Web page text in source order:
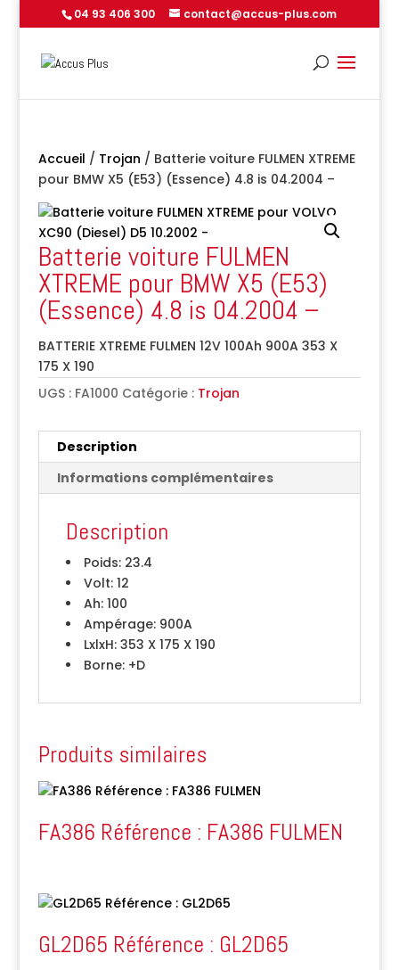
04 93 406 300 contact@accus-plus.com
Accueil / Trojan / Batterie voiture FULMEN XTREME
pour BMW X5 (E53) (Essence) 4.8 is 04.2004 –
Batterie voiture FULMEN
XTREME pour BMW X5 (E53)
(Essence) 4.8 is 04.2004 –
BATTERIE XTREME FULMEN 12V 100Ah 900A 353 X
175 X 190
UGS : FA1000 Catégorie : Trojan
Description
Informations complémentaires
Description
Poids:23.4
Volt:12
Ah:100
Ampérage:900A
LxlxH:353 X 175 X 190
Borne:+D
Produits similaires
FA386 Référence : FA386 FULMEN
GL2D65 Référence : GL2D65